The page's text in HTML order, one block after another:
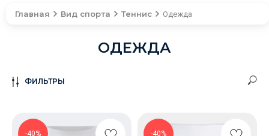
Главная Вид спорта Теннис Одежда
ОДЕЖДА
ФИЛЬТРЫ
-40% -40%